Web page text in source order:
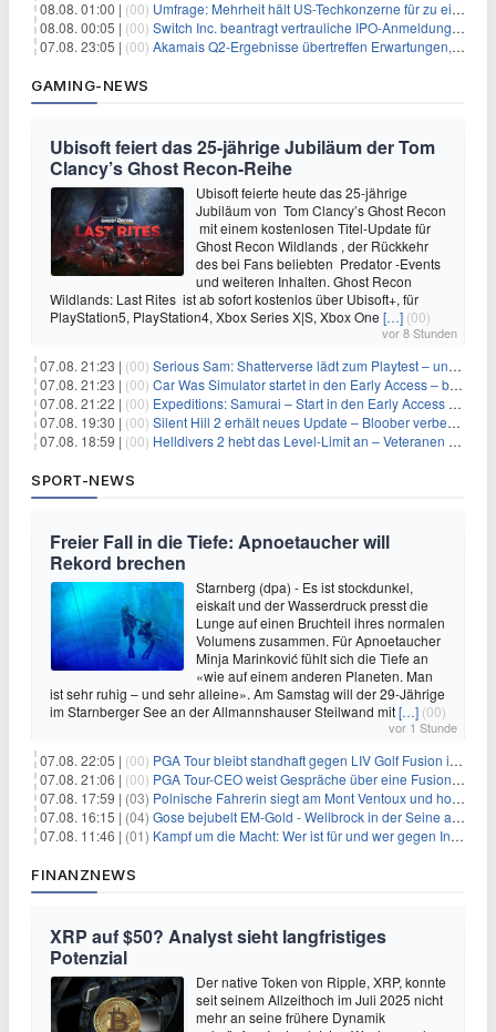
08.08. 01:00 | (00) Umfrage: Mehrheit hält US-Techkonzerne für zu einflussreich
08.08. 00:05 | (00) Switch Inc. beantragt vertrauliche IPO-Anmeldung im Zuge des AI-Booms
07.08. 23:05 | (00) Akamais Q2-Ergebnisse übertreffen Erwartungen, doch Aktien fallen: Ein tieferer Blick
GAMING-NEWS
Ubisoft feiert das 25-jährige Jubiläum der Tom
Clancy’s Ghost Recon-Reihe
Ubisoft feierte heute das 25-jährige
Jubiläum von Tom Clancy’s Ghost Recon
mit einem kostenlosen Titel-Update für
Ghost Recon Wildlands , der Rückkehr
des bei Fans beliebten Predator -Events
und weiteren Inhalten. Ghost Recon
Wildlands: Last Rites ist ab sofort kostenlos über Ubisoft+, für
PlayStation5, PlayStation4, Xbox Series X|S, Xbox One […] (00)
vor 8 Stunden
07.08. 21:23 | (00) Serious Sam: Shatterverse lädt zum Playtest – und erscheint schon bald!
07.08. 21:23 | (00) Car Was Simulator startet in den Early Access – bald gehts los!
07.08. 21:22 | (00) Expeditions: Samurai – Start in den Early Access ab heute im feudalen Japan
07.08. 19:30 | (00) Silent Hill 2 erhält neues Update – Bloober verbessert Grafik und Performance
07.08. 18:59 | (00) Helldivers 2 hebt das Level-Limit an – Veteranen können endlich weiter aufsteigen
SPORT-NEWS
Freier Fall in die Tiefe: Apnoetaucher will
Rekord brechen
Starnberg (dpa) - Es ist stockdunkel,
eiskalt und der Wasserdruck presst die
Lunge auf einen Bruchteil ihres normalen
Volumens zusammen. Für Apnoetaucher
Minja Marinković fühlt sich die Tiefe an
«wie auf einem anderen Planeten. Man
ist sehr ruhig – und sehr alleine». Am Samstag will der 29-Jährige
im Starnberger See an der Allmannshauser Steilwand mit[…] (00)
vor 1 Stunde
07.08. 22:05 | (00) PGA Tour bleibt standhaft gegen LIV Golf Fusion in einem sich wandelnden Sportumfeld
07.08. 21:06 | (00) PGA Tour-CEO weist Gespräche über eine Fusion mit LIV Golf zurück und bekräftigt die Wettbewerbslandschaft
07.08. 17:59 | (03) Polnische Fahrerin siegt am Mont Ventoux und holt Tour-Gelb
07.08. 16:15 | (04) Gose bejubelt EM-Gold - Wellbrock in der Seine ausgebremst
07.08. 11:46 | (01) Kampf um die Macht: Wer ist für und wer gegen Infantino?
FINANZNEWS
XRP auf $50? Analyst sieht langfristiges
Potenzial
Der native Token von Ripple, XRP, konnte
seit seinem Allzeithoch im Juli 2025 nicht
mehr an seine frühere Dynamik